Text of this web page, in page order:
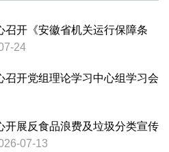
召开《安徽省机关运行保障条
24
召开党组理论学习中心组学习会
开展反食品浪费及垃圾分类宣传
07-13